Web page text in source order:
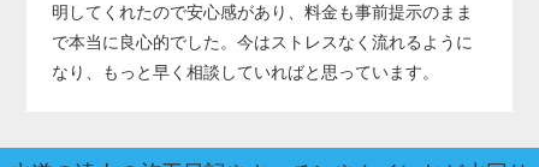
明してくれたので安心感があり、料金も事前提示のまま
で本当に良心的でした。今はストレスなく流れるように
なり、もっと早く相談していればと思っています。